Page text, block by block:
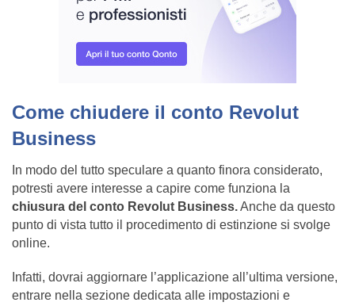
Come chiudere il conto Revolut
Business
In modo del tutto speculare a quanto finora considerato,
potresti avere interesse a capire come funziona la
chiusura del conto Revolut Business.Anche da questo
punto di vista tutto il procedimento di estinzione si svolge
online.
Infatti, dovrai aggiornare l’applicazione all’ultima versione,
entrare nella sezione dedicata alle impostazioni e